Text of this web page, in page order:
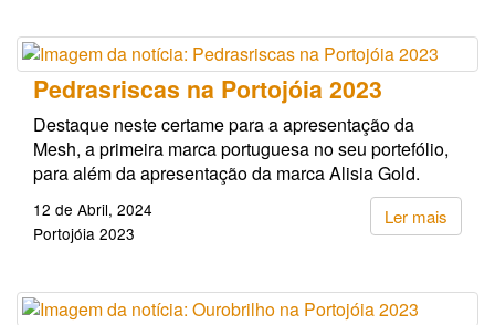
Pedrasriscas na Portojóia 2023
Destaque neste certame para a apresentação da
Mesh, a primeira marca portuguesa no seu portefólio,
para além da apresentação da marca Alisia Gold.
Ler mais
12 de Abril, 2024
Portojóia 2023